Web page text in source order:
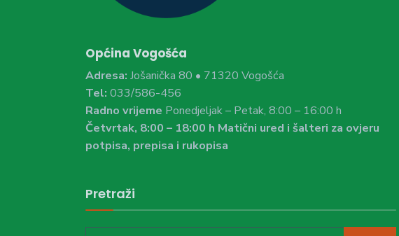
Općina Vogošća
Adresa: Jošanička 80 • 71320 Vogošća
Tel: 033/586-456
Radno vrijeme Ponedjeljak – Petak, 8:00 – 16:00 h
Četvrtak, 8:00 – 18:00 h Matični ured i šalteri za ovjeru
potpisa, prepisa i rukopisa
Pretraži